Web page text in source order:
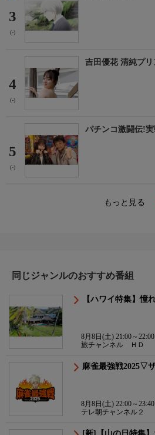
3
(-)
4
(-)
吉田優花 清純プリ
5
(-)
パチンコ激闘伝!
もっと見る
同じジャンルのおすすめ番組
【ハワイ特集】憧
8月8日(土) 21:00～22:00
旅チャンネル ＨＤ
麻雀最強戦2025▽
8月8日(土) 22:00～23:40
テレ朝チャンネル２